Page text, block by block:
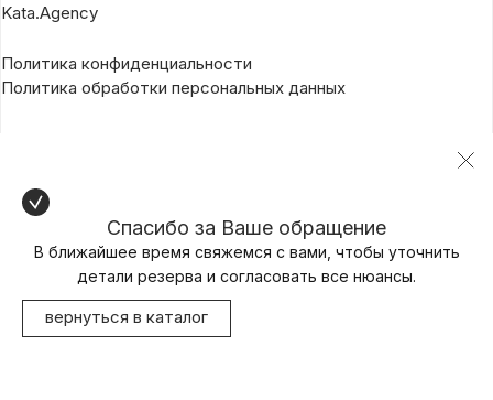
Kata.Agency
Политика конфиденциальности
Политика обработки персональных данных
Спасибо за Ваше обращение
В ближайшее время свяжемся с вами, чтобы уточнить
детали резерва и согласовать все нюансы.
вернуться в каталог